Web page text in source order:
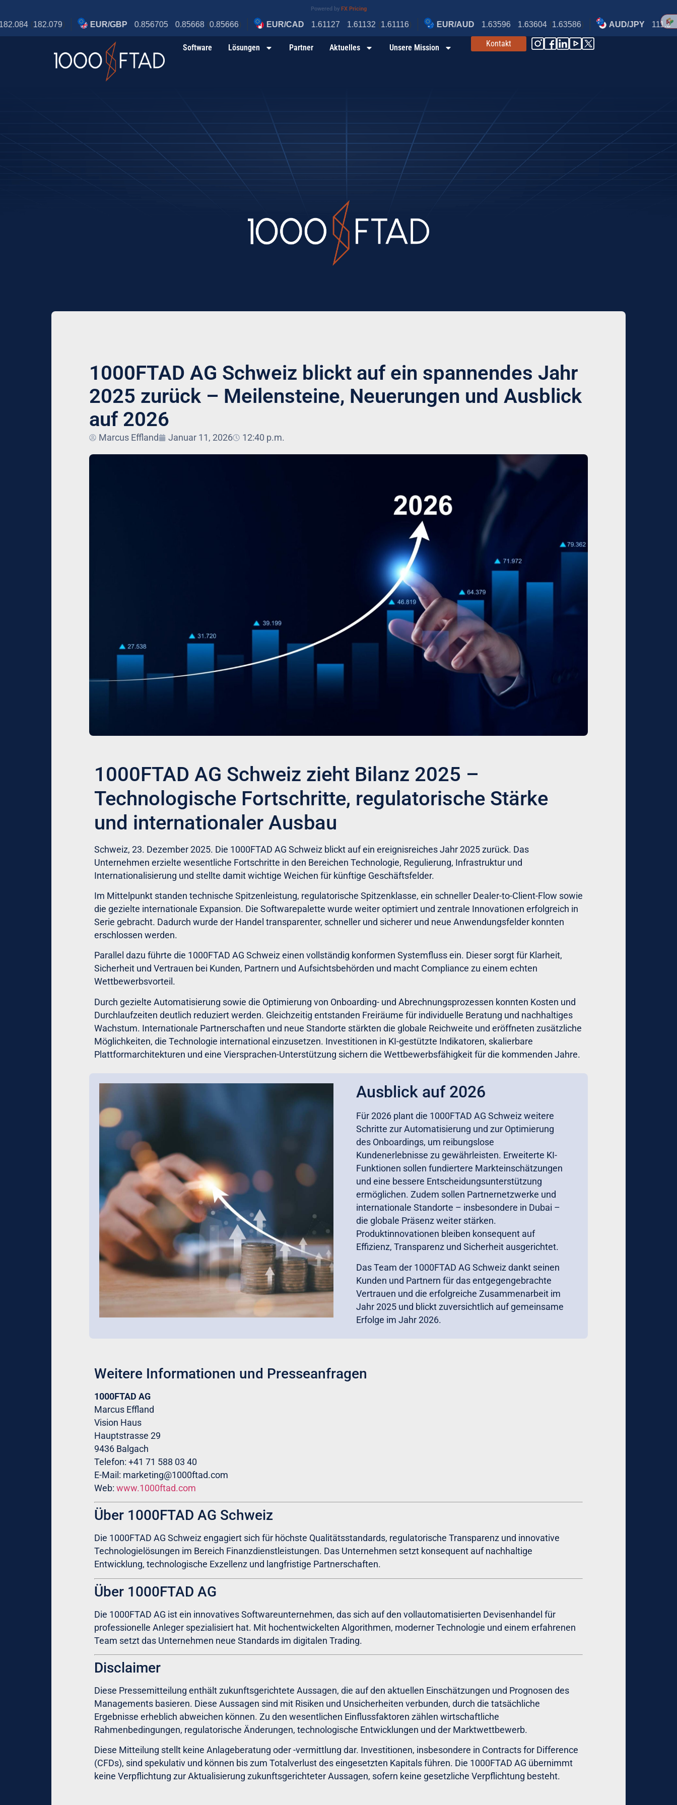
Powered by FX Pricing
Software Lösungen Partner Aktuelles Unsere Mission Kontakt
1000FTAD AG Schweiz blickt auf ein spannendes Jahr
2025 zurück – Meilensteine, Neuerungen und Ausblick
auf 2026
Marcus Effland Januar 11, 2026 12:40 p.m.
1000FTAD AG Schweiz zieht Bilanz 2025 –
Technologische Fortschritte, regulatorische Stärke
und internationaler Ausbau
Schweiz, 23. Dezember 2025. Die 1000FTAD AG Schweiz blickt auf ein ereignisreiches Jahr 2025 zurück. Das
Unternehmen erzielte wesentliche Fortschritte in den Bereichen Technologie, Regulierung, Infrastruktur und
Internationalisierung und stellte damit wichtige Weichen für künftige Geschäftsfelder.
Im Mittelpunkt standen technische Spitzenleistung, regulatorische Spitzenklasse, ein schneller Dealer-to-Client-Flow sowie
die gezielte internationale Expansion. Die Softwarepalette wurde weiter optimiert und zentrale Innovationen erfolgreich in
Serie gebracht. Dadurch wurde der Handel transparenter, schneller und sicherer und neue Anwendungsfelder konnten
erschlossen werden.
Parallel dazu führte die 1000FTAD AG Schweiz einen vollständig konformen Systemfluss ein. Dieser sorgt für Klarheit,
Sicherheit und Vertrauen bei Kunden, Partnern und Aufsichtsbehörden und macht Compliance zu einem echten
Wettbewerbsvorteil.
Durch gezielte Automatisierung sowie die Optimierung von Onboarding- und Abrechnungsprozessen konnten Kosten und
Durchlaufzeiten deutlich reduziert werden. Gleichzeitig entstanden Freiräume für individuelle Beratung und nachhaltiges
Wachstum. Internationale Partnerschaften und neue Standorte stärkten die globale Reichweite und eröffneten zusätzliche
Möglichkeiten, die Technologie international einzusetzen. Investitionen in KI-gestützte Indikatoren, skalierbare
Plattformarchitekturen und eine Viersprachen-Unterstützung sichern die Wettbewerbsfähigkeit für die kommenden Jahre.
Ausblick auf 2026
Für 2026 plant die 1000FTAD AG Schweiz weitere
Schritte zur Automatisierung und zur Optimierung
des Onboardings, um reibungslose
Kundenerlebnisse zu gewährleisten. Erweiterte KI-
Funktionen sollen fundiertere Markteinschätzungen
und eine bessere Entscheidungsunterstützung
ermöglichen. Zudem sollen Partnernetzwerke und
internationale Standorte – insbesondere in Dubai –
die globale Präsenz weiter stärken.
Produktinnovationen bleiben konsequent auf
Effizienz, Transparenz und Sicherheit ausgerichtet.
Das Team der 1000FTAD AG Schweiz dankt seinen
Kunden und Partnern für das entgegengebrachte
Vertrauen und die erfolgreiche Zusammenarbeit im
Jahr 2025 und blickt zuversichtlich auf gemeinsame
Erfolge im Jahr 2026.
Weitere Informationen und Presseanfragen
1000FTAD AG
Marcus Effland
Vision Haus
Hauptstrasse 29
9436 Balgach
Telefon: +41 71 588 03 40
E-Mail: marketing@1000ftad.com
Web: www.1000ftad.com
Über 1000FTAD AG Schweiz
Die 1000FTAD AG Schweiz engagiert sich für höchste Qualitätsstandards, regulatorische Transparenz und innovative
Technologielösungen im Bereich Finanzdienstleistungen. Das Unternehmen setzt konsequent auf nachhaltige
Entwicklung, technologische Exzellenz und langfristige Partnerschaften.
Über 1000FTAD AG
Die 1000FTAD AG ist ein innovatives Softwareunternehmen, das sich auf den vollautomatisierten Devisenhandel für
professionelle Anleger spezialisiert hat. Mit hochentwickelten Algorithmen, moderner Technologie und einem erfahrenen
Team setzt das Unternehmen neue Standards im digitalen Trading.
Disclaimer
Diese Pressemitteilung enthält zukunftsgerichtete Aussagen, die auf den aktuellen Einschätzungen und Prognosen des
Managements basieren. Diese Aussagen sind mit Risiken und Unsicherheiten verbunden, durch die tatsächliche
Ergebnisse erheblich abweichen können. Zu den wesentlichen Einflussfaktoren zählen wirtschaftliche
Rahmenbedingungen, regulatorische Änderungen, technologische Entwicklungen und der Marktwettbewerb.
Diese Mitteilung stellt keine Anlageberatung oder -vermittlung dar. Investitionen, insbesondere in Contracts for Difference
(CFDs), sind spekulativ und können bis zum Totalverlust des eingesetzten Kapitals führen. Die 1000FTAD AG übernimmt
keine Verpflichtung zur Aktualisierung zukunftsgerichteter Aussagen, sofern keine gesetzliche Verpflichtung besteht.